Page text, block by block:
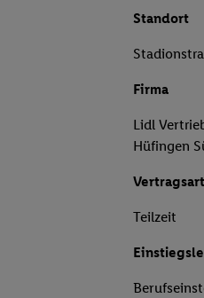
Standort
Firma
Lidl
Hüfingen
Vertragsart
Teilzeit